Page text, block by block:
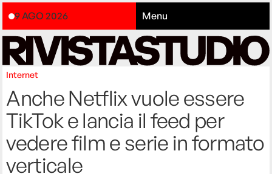
9 AGO 2026 Menu
Internet
Anche Netflix vuole essere
TikTok e lancia il feed per
vedere film e serie in formato
verticale